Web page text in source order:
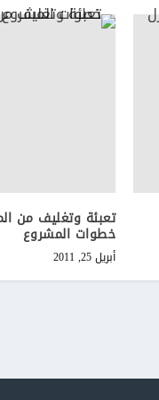
تعبئة وتغليف من
خطوات المشروع
أبريل 25, 2011